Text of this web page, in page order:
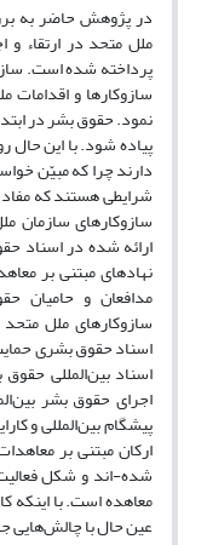
در پژوهش حاضر به
ملل متحد در ارتقاء و
پرداخته شده است.
سازوکارها و
نمود. حقوق بشر در
پیاده شود. با این حال
دارند چرا که مبیّن
شرایطی هستند که
سازوکارهای سازمان
ارائه شده در اسناد
نهادهای مبتنی بر
مدافعان و حامیان
سازوکارهای ملل
اسناد حقوق بشری
اسناد بین‌المللی
اجرای حقوق بشر
پیشگام بین‌المللی و
ارکان مبتنی بر
شده-اند و شکل
معاهده است. با اینکه
عین حال با چالش‌هایی